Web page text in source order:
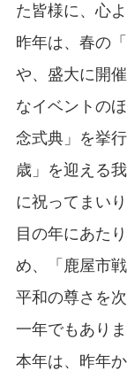
た皆様に、心
昨年は、春の
や、盛大に開
なイベントの
念式典」を挙
歳」を迎える
に祝ってまい
目の年にあた
め、「鹿屋市
平和の尊さを
一年でもありま
本年は、昨年